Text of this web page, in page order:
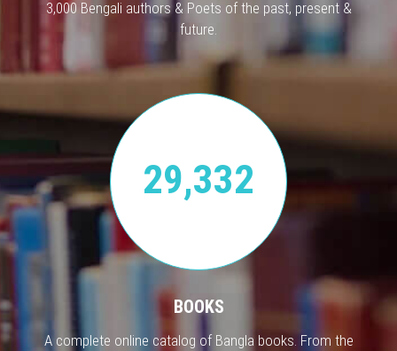
3,000 Bengali authors & Poets of the past, present &
future.
29,332
BOOKS
A complete online catalog of Bangla books. From the